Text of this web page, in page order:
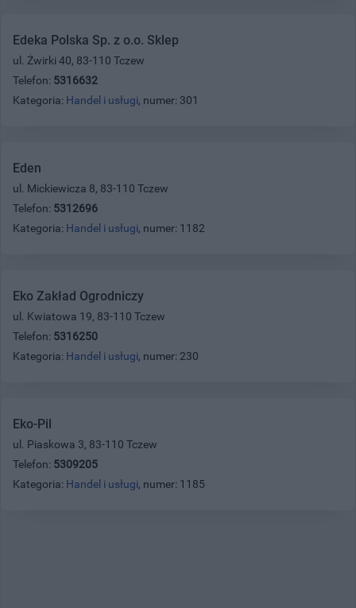
Edeka Polska Sp. z o.o. Sklep
ul. Żwirki 40, 83-110 Tczew
Telefon: 5316632
Kategoria: Handel i usługi, numer: 301
Eden
ul. Mickiewicza 8, 83-110 Tczew
Telefon: 5312696
Kategoria: Handel i usługi, numer: 1182
Eko Zakład Ogrodniczy
ul. Kwiatowa 19, 83-110 Tczew
Telefon: 5316250
Kategoria: Handel i usługi, numer: 230
Eko-Pil
ul. Piaskowa 3, 83-110 Tczew
Telefon: 5309205
Kategoria: Handel i usługi, numer: 1185